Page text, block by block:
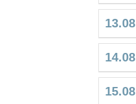
13.08
14.08
15.08